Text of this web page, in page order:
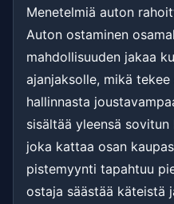
Menetelmiä auton
Auton ostaminen
mahdollisuuden jakaa
ajanjaksolle, mikä
hallinnasta
sisältää yleensä
joka kattaa osan
pistemyynti tapahtuu
ostaja säästää käteistä